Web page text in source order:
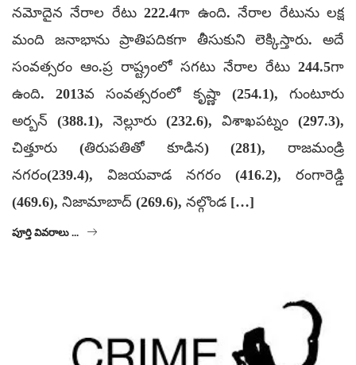
నమోదైన నేరాల రేటు 222.4గా ఉంది. నేరాల రేటును లక్ష
మంది జనాభాను ప్రాతిపదికగా తీసుకుని లెక్కిస్తారు. అదే
సంవత్సరం ఆం.ప్ర రాష్ట్రంలో సగటు నేరాల రేటు 244.5గా
ఉంది. 2013వ సంవత్సరంలో కృష్ణా (254.1), గుంటూరు
అర్బన్ (388.1), నెల్లూరు (232.6), విశాఖపట్నం (297.3),
చిత్తూరు (తిరుపతితో కూడిన) (281), రాజమండ్రి
నగరం(239.4), విజయవాడ నగరం (416.2), రంగారెడ్డి
(469.6), నిజామాబాద్ (269.6), నల్గొండ […]
పూర్తి వివరాలు ...